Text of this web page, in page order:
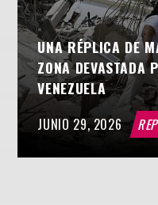
UNA RÉPLICA DE
ZONA DEVASTADA
VENEZUELA
JUNIO 29, 2026